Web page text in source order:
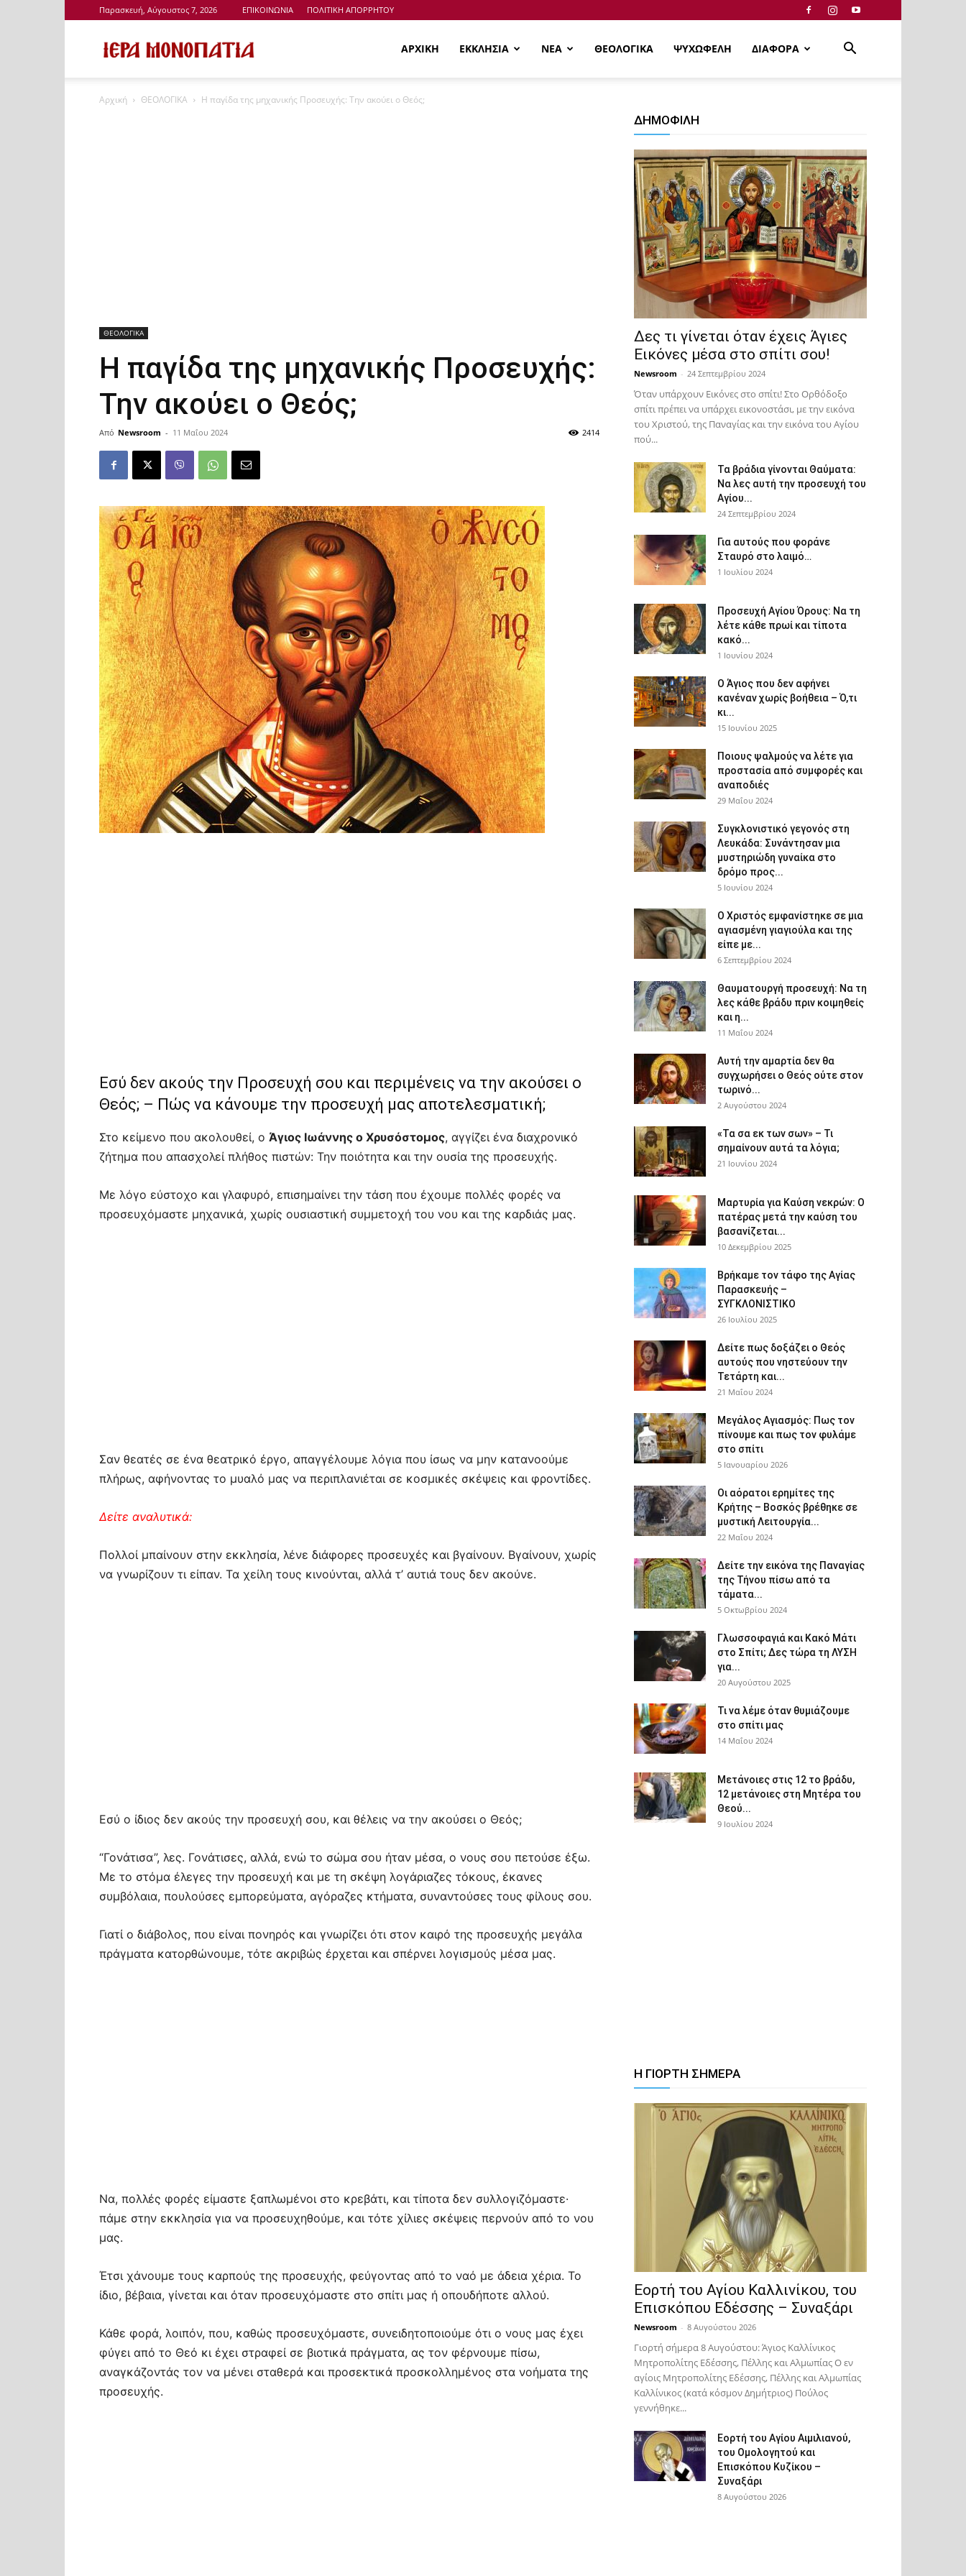
Παρασκευή, Αύγουστος 7, 2026 ΕΠΙΚΟΙΝΩΝΙΑ ΠΟΛΙΤΙΚΗ ΑΠΟΡΡΗΤΟΥ
Μονοπάτια
ΑΡΧΙΚΗ ΕΚΚΛΗΣΙΑ ΝΕΑ ΘΕΟΛΟΓΙΚΑ ΨΥΧΩΦΕΛΗ ΔΙΑΦΟΡΑ
Αρχική ΘΕΟΛΟΓΙΚΑ Η παγίδα της μηχανικής Προσευχής: Την ακούει ο Θεός;
ΘΕΟΛΟΓΙΚΑ
Η παγίδα της μηχανικής Προσευχής:
Την ακούει ο Θεός;
Από Newsroom - 11 Μαΐου 2024 2414
Εσύ δεν ακούς την Προσευχή σου και περιμένεις να την ακούσει ο
Θεός; – Πώς να κάνουμε την προσευχή μας αποτελεσματική;
Στο κείμενο που ακολουθεί, ο Άγιος Ιωάννης ο Χρυσόστομος, αγγίζει ένα διαχρονικό
ζήτημα που απασχολεί πλήθος πιστών: Την ποιότητα και την ουσία της προσευχής.
Με λόγο εύστοχο και γλαφυρό, επισημαίνει την τάση που έχουμε πολλές φορές να
προσευχόμαστε μηχανικά, χωρίς ουσιαστική συμμετοχή του νου και της καρδιάς μας.
Σαν θεατές σε ένα θεατρικό έργο, απαγγέλουμε λόγια που ίσως να μην κατανοούμε
πλήρως, αφήνοντας το μυαλό μας να περιπλανιέται σε κοσμικές σκέψεις και φροντίδες.
Δείτε αναλυτικά:
Πολλοί μπαίνουν στην εκκλησία, λένε διάφορες προσευχές και βγαίνουν. Βγαίνουν, χωρίς
να γνωρίζουν τι είπαν. Τα χείλη τους κινούνται, αλλά τ’ αυτιά τους δεν ακούνε.
Εσύ ο ίδιος δεν ακούς την προσευχή σου, και θέλεις να την ακούσει ο Θεός;
“Γονάτισα”, λες. Γονάτισες, αλλά, ενώ το σώμα σου ήταν μέσα, ο νους σου πετούσε έξω.
Με το στόμα έλεγες την προσευχή και με τη σκέψη λογάριαζες τόκους, έκανες
συμβόλαια, πουλούσες εμπορεύματα, αγόραζες κτήματα, συναντούσες τους φίλους σου.
Γιατί ο διάβολος, που είναι πονηρός και γνωρίζει ότι στον καιρό της προσευχής μεγάλα
πράγματα κατορθώνουμε, τότε ακριβώς έρχεται και σπέρνει λογισμούς μέσα μας.
Να, πολλές φορές είμαστε ξαπλωμένοι στο κρεβάτι, και τίποτα δεν συλλογιζόμαστε·
πάμε στην εκκλησία για να προσευχηθούμε, και τότε χίλιες σκέψεις περνούν από το νου
μας.
Έτσι χάνουμε τους καρπούς της προσευχής, φεύγοντας από το ναό με άδεια χέρια. Το
ίδιο, βέβαια, γίνεται και όταν προσευχόμαστε στο σπίτι μας ή οπουδήποτε αλλού.
Κάθε φορά, λοιπόν, που, καθώς προσευχόμαστε, συνειδητοποιούμε ότι ο νους μας έχει
φύγει από το Θεό κι έχει στραφεί σε βιοτικά πράγματα, ας τον φέρνουμε πίσω,
αναγκάζοντάς τον να μένει σταθερά και προσεκτικά προσκολλημένος στα νοήματα της
προσευχής.
ΔΗΜΟΦΙΛΗ
Δες τι γίνεται όταν έχεις Άγιες
Εικόνες μέσα στο σπίτι σου!
Newsroom - 24 Σεπτεμβρίου 2024
Όταν υπάρχουν Εικόνες στο σπίτι! Στο Ορθόδοξο
σπίτι πρέπει να υπάρχει εικονοστάσι, με την εικόνα
του Χριστού, της Παν­αγίας και την εικόνα του Αγίου
πού...
Τα βράδια γίνονται Θαύματα:
Να λες αυτή την προσευχή του
Αγίου...
24 Σεπτεμβρίου 2024
Για αυτούς που φοράνε
Σταυρό στο λαιμό…
1 Ιουλίου 2024
Προσευχή Αγίου Όρους: Να τη
λέτε κάθε πρωί και τίποτα
κακό...
1 Ιουνίου 2024
Ο Άγιος που δεν αφήνει
κανέναν χωρίς βοήθεια – Ό,τι
κι...
15 Ιουνίου 2025
Ποιους ψαλμούς να λέτε για
προστασία από συμφορές και
αναποδιές
29 Μαΐου 2024
Συγκλονιστικό γεγονός στη
Λευκάδα: Συνάντησαν μια
μυστηριώδη γυναίκα στο
δρόμο προς...
5 Ιουνίου 2024
Ο Χριστός εμφανίστηκε σε μια
αγιασμένη γιαγιούλα και της
είπε με...
6 Σεπτεμβρίου 2024
Θαυματουργή προσευχή: Να τη
λες κάθε βράδυ πριν κοιμηθείς
και η...
11 Μαΐου 2024
Αυτή την αμαρτία δεν θα
συγχωρήσει ο Θεός ούτε στον
τωρινό...
2 Αυγούστου 2024
«Τα σα εκ των σων» – Τι
σημαίνουν αυτά τα λόγια;
21 Ιουνίου 2024
Μαρτυρία για Καύση νεκρών: Ο
πατέρας μετά την καύση του
βασανίζεται...
10 Δεκεμβρίου 2025
Βρήκαμε τον τάφο της Αγίας
Παρασκευής –
ΣΥΓΚΛΟΝΙΣΤΙΚΟ
26 Ιουλίου 2025
Δείτε πως δοξάζει ο Θεός
αυτούς που νηστεύουν την
Τετάρτη και...
21 Μαΐου 2024
Μεγάλος Αγιασμός: Πως τον
πίνουμε και πως τον φυλάμε
στο σπίτι
5 Ιανουαρίου 2026
Οι αόρατοι ερημίτες της
Κρήτης – Βοσκός βρέθηκε σε
μυστική Λειτουργία...
22 Μαΐου 2024
Δείτε την εικόνα της Παναγίας
της Τήνου πίσω από τα
τάματα...
5 Οκτωβρίου 2024
Γλωσσοφαγιά και Κακό Μάτι
στο Σπίτι; Δες τώρα τη ΛΥΣΗ
για...
20 Αυγούστου 2025
Τι να λέμε όταν θυμιάζουμε
στο σπίτι μας
14 Μαΐου 2024
Μετάνοιες στις 12 το βράδυ,
12 μετάνοιες στη Μητέρα του
Θεού...
9 Ιουλίου 2024
Η ΓΙΟΡΤΗ ΣΗΜΕΡΑ
Εορτή του Αγίου Καλλινίκου, του
Επισκόπου Εδέσσης – Συναξάρι
Newsroom - 8 Αυγούστου 2026
Γιορτή σήμερα 8 Αυγούστου: Άγιος Καλλίνικος
Μητροπολίτης Εδέσσης, Πέλλης και Αλμωπίας Ο εν
αγίοις Μητροπολίτης Εδέσσης, Πέλλης και Αλμωπίας
Καλλίνικος (κατά κόσμον Δημήτριος) Πούλος
γεννήθηκε...
Εορτή του Αγίου Αιμιλιανού,
του Ομολογητού και
Επισκόπου Κυζίκου –
Συναξάρι
8 Αυγούστου 2026